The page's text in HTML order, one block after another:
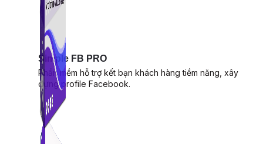
Simple FB PRO
Phần mềm hỗ trợ kết bạn khách hàng tiềm năng, xây
dựng profile Facebook.